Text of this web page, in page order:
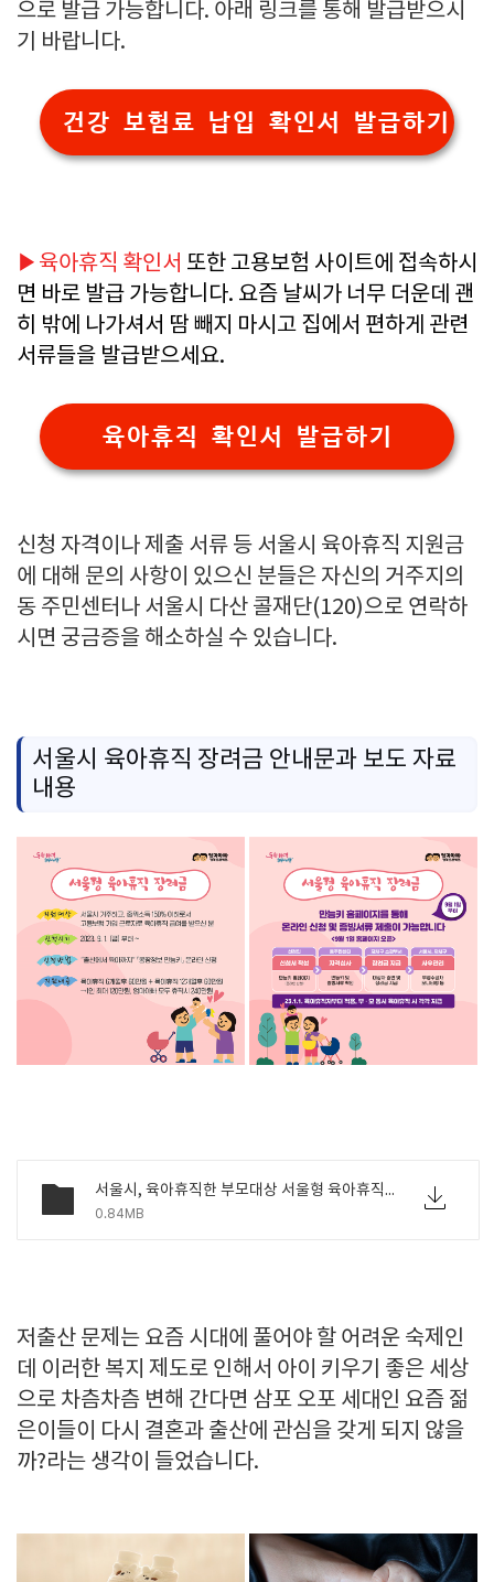
으로 발급 가능합니다. 아래 링크를 통해 발급받으시
기 바랍니다.
건강 보험료 납입 확인서 발급하기
▶육아휴직 확인서 또한 고용보험 사이트에 접속하시
면 바로 발급 가능합니다. 요즘 날씨가 너무 더운데 괜
히 밖에 나가셔서 땀 빼지 마시고 집에서 편하게 관련
서류들을 발급받으세요.
육아휴직 확인서 발급하기
신청 자격이나 제출 서류 등 서울시 육아휴직 지원금
에 대해 문의 사항이 있으신 분들은 자신의 거주지의
동 주민센터나 서울시 다산 콜재단(120)으로 연락하
시면 궁금증을 해소하실 수 있습니다.
서울시 육아휴직 장려금 안내문과 보도 자료
내용
서울시, 육아휴직한 부모대상 서울형 육아휴직 장려금 첫 도입 (1).pdf
0.84MB
저출산 문제는 요즘 시대에 풀어야 할 어려운 숙제인
데 이러한 복지 제도로 인해서 아이 키우기 좋은 세상
으로 차츰차츰 변해 간다면 삼포 오포 세대인 요즘 젊
은이들이 다시 결혼과 출산에 관심을 갖게 되지 않을
까?라는 생각이 들었습니다.